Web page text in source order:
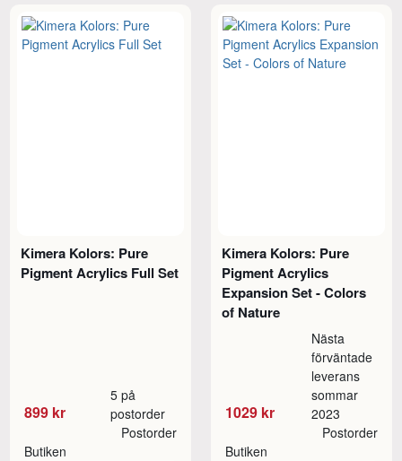
Kimera Kolors: Pure
Pigment Acrylics Full Set
899 kr
5 på
postorder
Butiken
Postorder
Kimera Kolors: Pure
Pigment Acrylics
Expansion Set - Colors
of Nature
1029 kr
Nästa
förväntade
leverans
sommar
2023
Butiken
Postorder